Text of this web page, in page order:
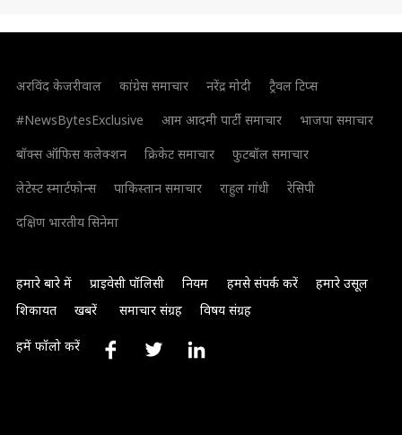
अरविंद केजरीवाल कांग्रेस समाचार नरेंद्र मोदी
ट्रैवल टिप्स
#NewsBytesExclusive
आम आदमी पार्टी समाचार
भाजपा समाचार
बॉक्स ऑफिस कलेक्शन
क्रिकेट समाचार
फुटबॉल समाचार
लेटेस्ट स्मार्टफोन्स
पाकिस्तान समाचार राहुल गांधी
रेसिपी
दक्षिण भारतीय सिनेमा
हमारे बारे में प्राइवेसी पॉलिसी नियम हमसे संपर्क करें
हमारे उसूल
शिकायत
खबरें समाचार संग्रह विषय संग्रह
हमें फॉलो करें